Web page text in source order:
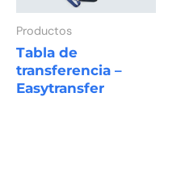
Productos
Tabla de
transferencia –
Easytransfer